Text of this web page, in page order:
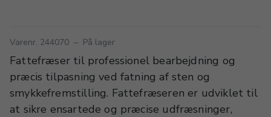
Varenr. 244070 – På lager
Fattefræser til professionel bearbejdning og
præcis tilpasning ved fatning af sten og
smykkefremstilling. Fattefræseren er udviklet til
at sikre ensartede og præcise udfræsninger,